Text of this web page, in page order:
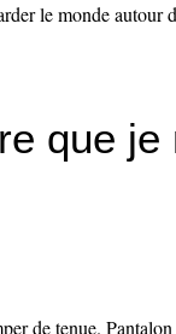
le monde autour
que je
de tenue.